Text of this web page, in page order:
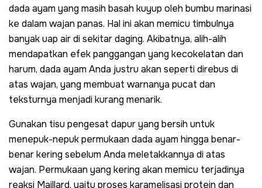
dada ayam yang masih basah kuyup oleh bumbu marinasi
ke dalam wajan panas. Hal ini akan memicu timbulnya
banyak uap air di sekitar daging. Akibatnya, alih-alih
mendapatkan efek panggangan yang kecokelatan dan
harum, dada ayam Anda justru akan seperti direbus di
atas wajan, yang membuat warnanya pucat dan
teksturnya menjadi kurang menarik.
Gunakan tisu pengesat dapur yang bersih untuk
menepuk-nepuk permukaan dada ayam hingga benar-
benar kering sebelum Anda meletakkannya di atas
wajan. Permukaan yang kering akan memicu terjadinya
reaksi Maillard, yaitu proses karamelisasi protein dan